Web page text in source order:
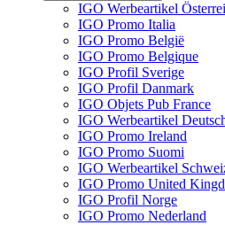
IGO Werbeartikel
IGO Promo Italia
IGO Promo België
IGO Promo Belgique
IGO Profil Sverige
IGO Profil Danmark
IGO Objets Pub France
IGO Werbeartikel
IGO Promo Ireland
IGO Promo Suomi
IGO Werbeartikel
IGO Promo United
IGO Profil Norge
IGO Promo Nederland